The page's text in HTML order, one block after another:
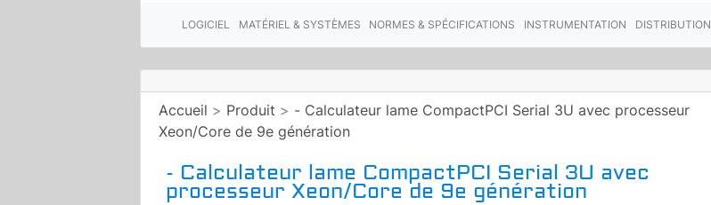
LOGICIEL MATÉRIEL & SYSTÈMES NORMES & SPÉCIFICATIONS INSTRUMENTATION DISTRIBUTION
Accueil > Produit > - Calculateur lame CompactPCI Serial 3U avec processeur
Xeon/Core de 9e génération
- Calculateur lame CompactPCI Serial 3U avec
processeur Xeon/Core de 9e génération